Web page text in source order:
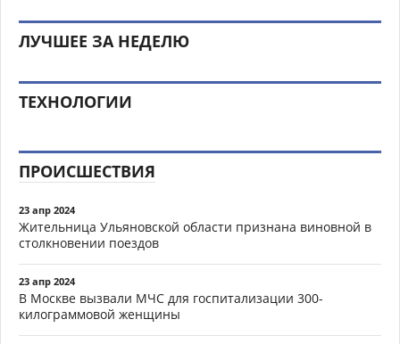
ЛУЧШЕЕ ЗА НЕДЕЛЮ
ТЕХНОЛОГИИ
ПРОИСШЕСТВИЯ
23 апр 2024
Жительница Ульяновской области признана виновной в
столкновении поездов
23 апр 2024
В Москве вызвали МЧС для госпитализации 300-
килограммовой женщины